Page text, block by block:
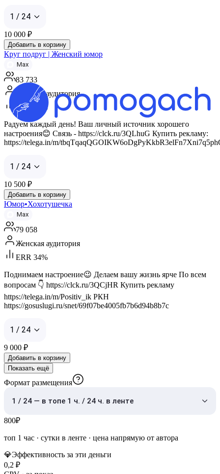
1 / 24
10 000 ₽
Добавить в корзину
Круг подруг | Женский юмор
Max
83 733
Женская аудитория
ERR 24%
Радуем каждый день! Ваш личный источник хорошего
настроения😊 Связь - https://clck.ru/3QLhuG Купить рекламу:
https://telega.in/m/
1 / 24
10 500 ₽
Добавить в корзину
Юмор•Хохотушечка
Max
79 058
Женская аудитория
ERR 34%
Поднимаем настроение😉 Делаем вашу жизнь ярче По всем
вопросам 👇 https://clck.ru/3QCjHR Купить рекламу
https://telega.in/m/Positiv_ik РКН
https://gosuslugi.ru/snet/69f07be4005fb7b6d94b8b7c
1 / 24
9 000 ₽
Добавить в корзину
Показать ещё
Формат размещения
1 / 24 — в топе 1 ч. / 24 ч. в ленте
800₽
топ 1 час · сутки в ленте · цена напрямую от автора
💎Эффективность за эти деньги
0,2 ₽